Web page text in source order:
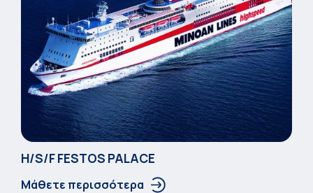
Η/S/F FESTOS PALACΕ
Μάθετε περισσότερα